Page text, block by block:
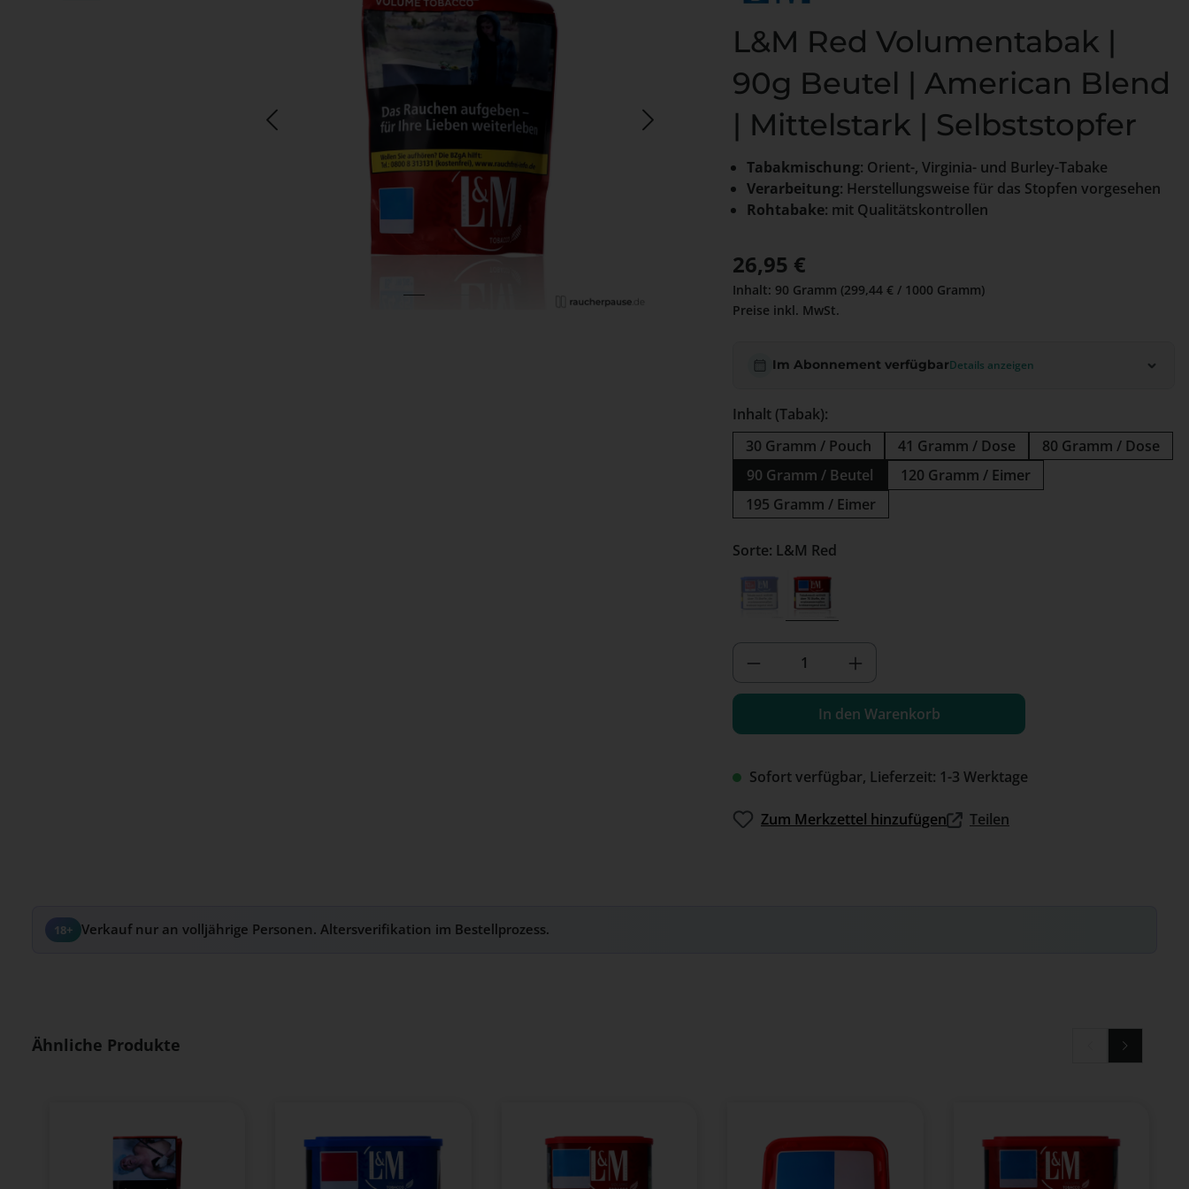
L&M Red Volumentabak |
90g Beutel | American Blend
| Mittelstark | Selbststopfer
Tabakmischung: Orient-, Virginia- und Burley-Tabake
Verarbeitung: Herstellungsweise für das Stopfen vorgesehen
Rohtabake: mit Qualitätskontrollen
Regulärer Preis:
26,95 €
Inhalt: 90 Gramm (299,44 € / 1000 Gramm)
Preise inkl. MwSt.
Im Abonnement verfügbarDetails anzeigen
Sofort verfügbar, Lieferzeit: 1-3 Werktage
Inhalt (Tabak):
30 Gramm / Pouch
41 Gramm / Dose
80 Gramm / Dose
90 Gramm / Beutel
120 Gramm / Eimer
195 Gramm / Eimer
Sorte: L&M Red
L&M Blue
(Diese Option ist zurzeit nicht verfügbar.)
L&M Red
Produkt Anzahl: Gib den gewünschten
In den Warenkorb
Zum Merkzettel hinzufügen Teilen
18+ Verkauf nur an volljährige Personen. Altersverifikation im Bestellprozess.
Produktgalerie überspringen
Ähnliche Produkte